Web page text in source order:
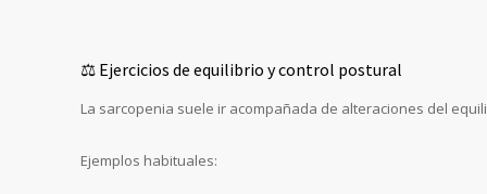
⚖️ Ejercicios de equilibrio y control postural
La sarcopenia suele ir acompañada de alteraciones del
Ejemplos habituales: